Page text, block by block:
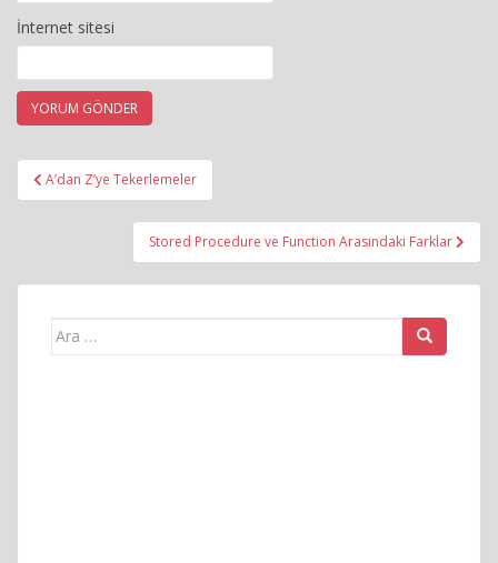
İnternet sitesi
Yazı
gezinmesi
A’dan Z’ye Tekerlemeler
Stored Procedure ve Function Arasındaki Farklar
Arama